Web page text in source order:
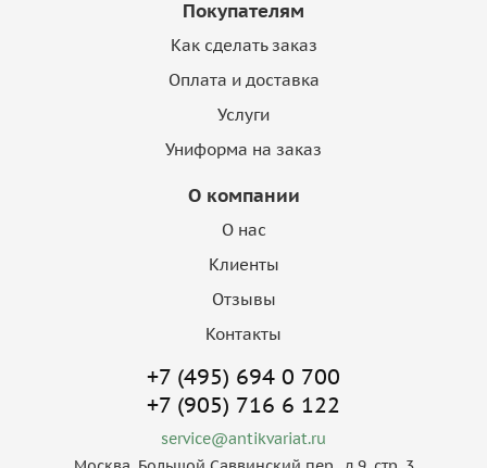
Покупателям
Как сделать заказ
Оплата и доставка
Услуги
Униформа на заказ
О компании
О нас
Клиенты
Отзывы
Контакты
+7 (495) 694 0 700
+7 (905) 716 6 122
service@antikvariat.ru